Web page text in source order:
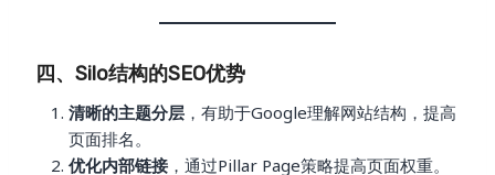
四、Silo结构的SEO优势
清晰的主题分层 ，有助于Google理解网站结构，提高
页面排名。
优化内部链接，通过Pillar Page策略提高页面权重。